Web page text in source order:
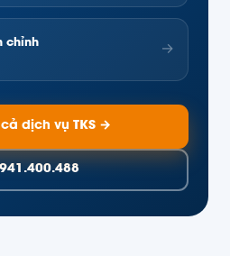
chỉnh →
dịch vụ TKS →